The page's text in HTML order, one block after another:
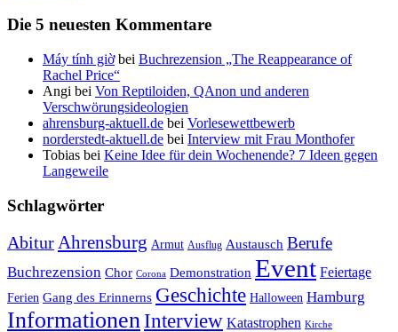
Die 5 neuesten Kommentare
Máy tính giờbei Buchrezension „The Reappearance of
Rachel Price“
Angi bei Von Reptiloiden, QAnon und anderen
Verschwörungsideologien
ahrensburg-aktuell.de bei Vorlesewettbewerb
norderstedt-aktuell.de bei Interview mit Frau Monthofer
Tobias bei Keine Idee für dein Wochenende? 7 Ideen gegen
Langeweile
Schlagwörter
AbiturAhrensburg Armut Ausflug Austausch Berufe
Buchrezension Chor Corona Demonstration Event Feiertage
Ferien Gang des Erinnerns Geschichte Halloween Hamburg
InformationenInterview Katastrophen Kirche